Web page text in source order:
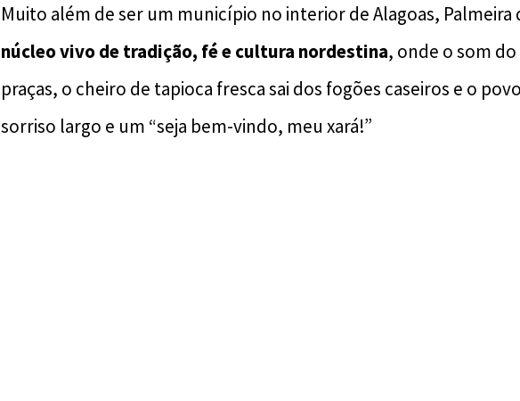
Muito além de ser um município no interior de Alagoas, Palmeira
núcleo vivo de tradição, fé e cultura nordestina, onde o som
praças, o cheiro de tapioca fresca sai dos fogões caseiros e o
sorriso largo e um “seja bem-vindo, meu xará!”